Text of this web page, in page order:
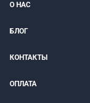
О НАС
БЛОГ
КОНТАКТЫ
ОПЛАТА